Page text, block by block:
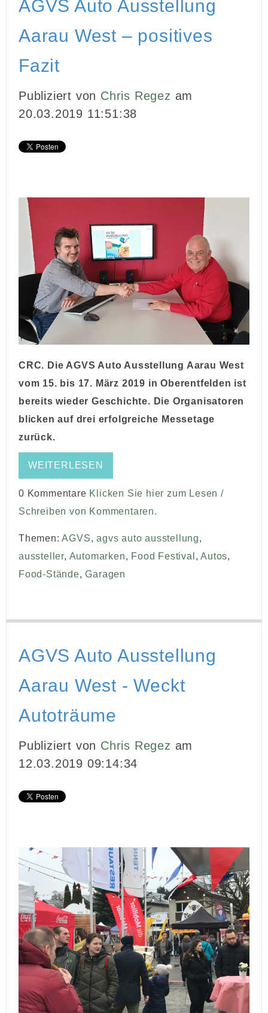
GHOSTWRITING
AGVS Auto Ausstellung
Aarau West – positives
Fazit
Publiziert von Chris Regez am
20.03.2019 11:51:38
CRC. Die AGVS Auto Ausstellung Aarau West
vom 15. bis 17. März 2019 in Oberentfelden ist
bereits wieder Geschichte. Die Organisatoren
blicken auf drei erfolgreiche Messetage
zurück.
WEITERLESEN
0 Kommentare Klicken Sie hier zum Lesen /
Schreiben von Kommentaren.
Themen:AGVS,agvs auto ausstellung,
aussteller, Automarken, Food Festival ,Autos,
Food-Stände,Garagen
AGVS Auto Ausstellung
Aarau West - Weckt
Autoträume
Publiziert von Chris Regez am
12.03.2019 09:14:34